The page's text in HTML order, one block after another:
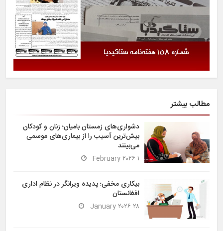
مطالب بیشتر
دشواری‌های زمستان بامیان؛ زنان و کودکان
بیش‌ترین آسیب را از بیماری‌های موسمی
می‌بینند
۱ February ۲۰۲۶
بیکاری مخفی؛ پدیده ویرانگر در نظام اداری
افغانستان
۲۸ January ۲۰۲۶